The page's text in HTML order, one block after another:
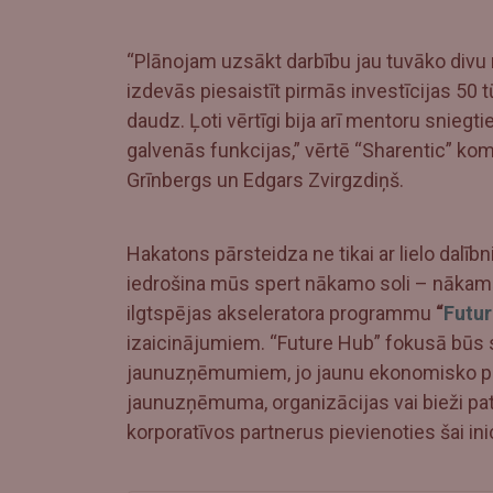
“Plānojam uzsākt darbību jau tuvāko
izdevās piesaistīt pirmās investīcijas 50
daudz. Ļoti vērtīgi bija arī mentoru
galvenās funkcijas,” vērtē “Sharentic”
Grīnbergs un Edgars Zvirgzdiņš.
Hakatons pārsteidza ne tikai ar lielo
iedrošina mūs spert nākamo soli –
ilgtspējas akseleratora programmu “
izaicinājumiem. “Future Hub” fokusā
jaunuzņēmumiem, jo jaunu ekonomisko
jaunuzņēmuma, organizācijas vai bieži
korporatīvos partnerus pievienoties šai